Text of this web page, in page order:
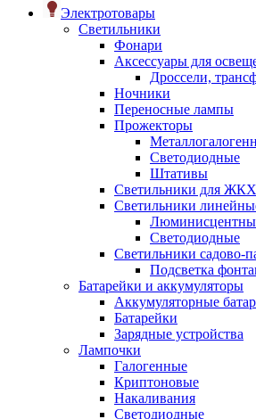
Электротовары
Светильники
Фонари
Аксессуары для
Дроссели,
Ночники
Переносные лампы
Прожекторы
Светодиодные
Штативы
Светильники для
Светильники
Светодиодные
Светильники садово-
Подсветка
Батарейки и аккумуляторы
Аккумуляторные
Батарейки
Зарядные устройства
Лампочки
Галогенные
Криптоновые
Накаливания
Светодиодные